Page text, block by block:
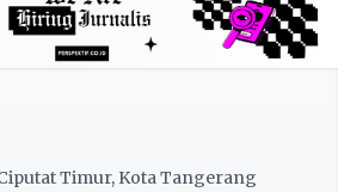
Timur, Kota Tangerang